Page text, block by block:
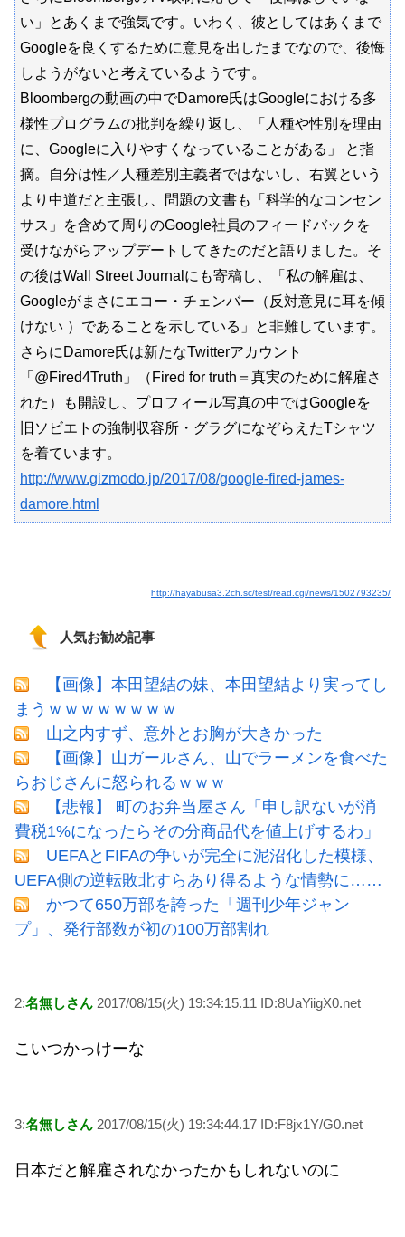
い」とあくまで強気です。いわく、彼としてはあくまで
Googleを良くするために意見を出したまでなので、後悔
しようがないと考えているようです。
Bloombergの動画の中でDamore氏はGoogleにおける多
様性プログラムの批判を繰り返し、「人種や性別を理由
に、Googleに入りやすくなっていることがある」 と指
摘。自分は性／人種差別主義者ではないし、右翼という
より中道だと主張し、問題の文書も「科学的なコンセン
サス」を含めて周りのGoogle社員のフィードバックを
受けながらアップデートしてきたのだと語りました。そ
の後はWall Street Journalにも寄稿し、「私の解雇は、
Googleがまさにエコー・チェンバー（反対意見に耳を傾
けない ）であることを示している」と非難しています。
さらにDamore氏は新たなTwitterアカウント
「@Fired4Truth」（Fired for truth＝真実のために解雇さ
れた）も開設し、プロフィール写真の中ではGoogleを
旧ソビエトの強制収容所・グラグになぞらえたTシャツ
を着ています。
http://www.gizmodo.jp/2017/08/google-fired-james-
damore.html
http://hayabusa3.2ch.sc/test/read.cgi/news/1502793235/
人気お勧め記事
【画像】本田望結の妹、本田望結より実ってし
まうｗｗｗｗｗｗｗｗ
山之内すず、意外とお胸が大きかった
【画像】山ガールさん、山でラーメンを食べた
らおじさんに怒られるｗｗｗ
【悲報】 町のお弁当屋さん「申し訳ないが消
費税1%になったらその分商品代を値上げするわ」
UEFAとFIFAの争いが完全に泥沼化した模様、
UEFA側の逆転敗北すらあり得るような情勢に……
かつて650万部を誇った「週刊少年ジャン
プ」、発行部数が初の100万部割れ
2:名無しさん 2017/08/15(火) 19:34:15.11 ID:8UaYiigX0.net
こいつかっけーな
3:名無しさん 2017/08/15(火) 19:34:44.17 ID:F8jx1Y/G0.net
日本だと解雇されなかったかもしれないのに